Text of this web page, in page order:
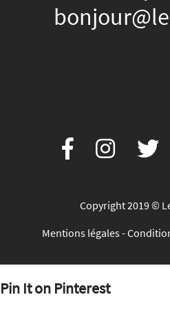
Copyright 2019 ©
Mentions légales-
Pin It on Pinterest